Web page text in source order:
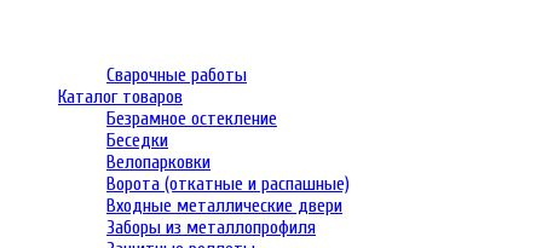
Сварочные работы
Каталог товаров
Безрамное остекление
Беседки
Велопарковки
Ворота (откатные и распашные)
Входные металлические двери
Заборы из металлопрофиля